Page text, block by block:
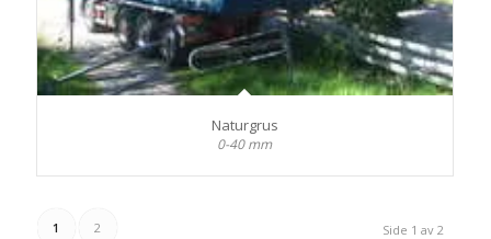
Naturgrus
0-40 mm
Side 1 av 2
1 2